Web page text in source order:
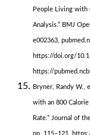
People Living with
Analysis.” BMJ
e002363,
https://doi.org/
https://
Bryner, Randy W.,
with an 800
Rate.” Journal of
pp. 115–121,